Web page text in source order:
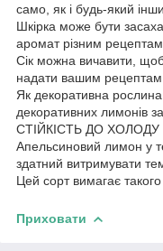
само, як і будь-який
Шкірка може бути
аромат різним рецептам
Сік можна вичавити,
надати вашим рецептам
Як декоративна
декоративних лимонів
СТІЙКІСТЬ ДО ХОЛОДУ
Апельсиновий лимон у
здатний витримувати
Цей сорт вимагає
Приховати